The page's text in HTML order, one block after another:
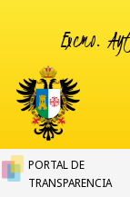
Excmo.
PORTAL DE
TRANSPARENCIA